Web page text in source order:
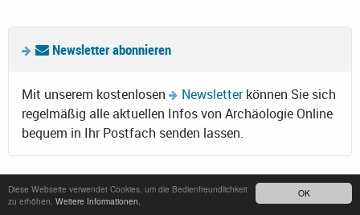
OK
Diese Webseite verwendet Cookies, um die Bedienfreundlichkeit
zu erhöhen. Weitere Informationen.
Newsletter abonnieren
Mit unserem kostenlosen Newsletterkönnen Sie sich
regelmäßig alle aktuellen Infos von Archäologie Online
bequem in Ihr Postfach senden lassen.